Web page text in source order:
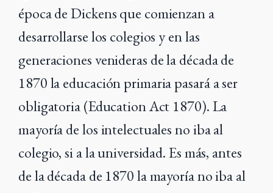
época de Dickens que comienzan a
desarrollarse los colegios y en las
generaciones venideras de la década de
1870 la educación primaria pasará a ser
obligatoria (Education Act 1870). La
mayoría de los intelectuales no iba al
colegio, si a la universidad. Es más, antes
de la década de 1870 la mayoría no iba al